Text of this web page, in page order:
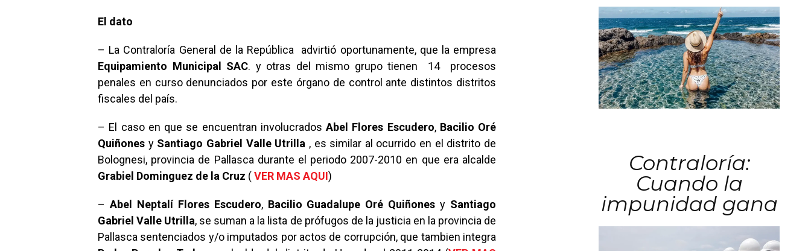
El dato
– La Contraloría General de la República advirtió oportunamente, que la empresa
Equipamiento Municipal SAC. y otras del mismo grupo tienen 14 procesos
penales en curso denunciados por este órgano de control ante distintos distritos
fiscales del país.
– El caso en que se encuentran involucrados Abel Flores Escudero, Bacilio Oré
Quiñones y Santiago Gabriel Valle Utrilla , es similar al ocurrido en el distrito de
Bolognesi, provincia de Pallasca durante el periodo 2007-2010 en que era alcalde
Grabiel Dominguez de la Cruz (VER MAS AQUI)
– Abel Neptalí Flores Escudero, Bacilio Guadalupe Oré Quiñones y Santiago
Gabriel Valle Utrilla, se suman a la lista de prófugos de la justicia en la provincia de
Pallasca sentenciados y/o imputados por actos de corrupción, que tambien integra
Contraloría:
Cuando la
impunidad gana